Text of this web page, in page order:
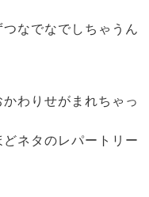
なでなでしちゃうん
わりせがまれちゃっ
ネタのレパートリー